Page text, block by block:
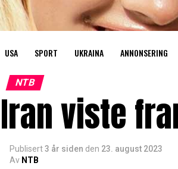
USA SPORT UKRAINA ANNONSERING
NTB
Iran viste
Publisert3 år siden den 23. august 2023
Av NTB